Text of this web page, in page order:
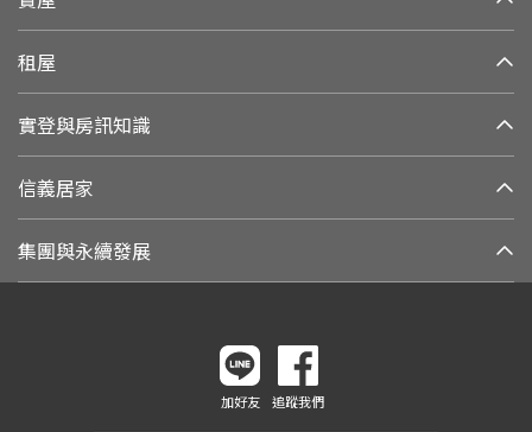
租屋
實登與房訊知識
信義居家
集團與永續發展
加好友 追蹤我們